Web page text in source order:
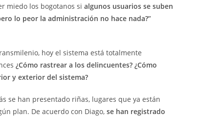
miedo los bogotanos si algunos usuarios se suben
lo peor la administración no hace nada?”
hoy el sistema está totalmente
¿Cómo rastrear a los delincuentes? ¿Cómo
y exterior del sistema?
se han presentado riñas, lugares que ya están
plan. De acuerdo con Diago, se han registrado